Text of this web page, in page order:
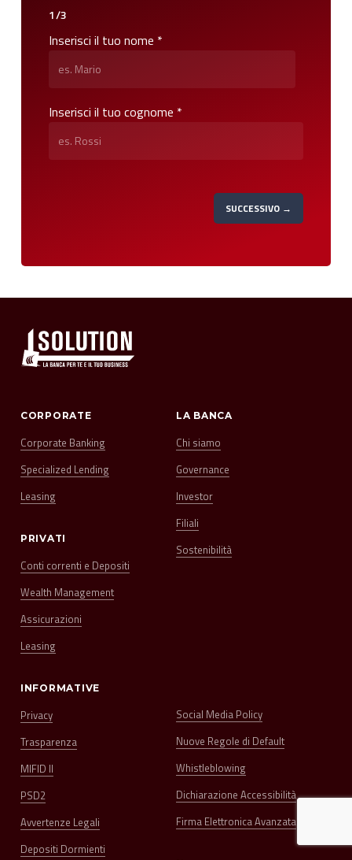
1/3
Inserisci il tuo nome *
Inserisci il tuo cognome *
SUCCESSIVO →
CORPORATE
Corporate Banking
Specialized Lending
Leasing
PRIVATI
Conti correnti e Depositi
Wealth Management
Assicurazioni
Leasing
LA BANCA
Chi siamo
Governance
Investor
Filiali
Sostenibilità
INFORMATIVE
Privacy
Trasparenza
MIFID II
PSD2
Avvertenze Legali
Depositi Dormienti
Social Media Policy
Nuove Regole di Default
Whistleblowing
Dichiarazione Accessibilità
Firma Elettronica Avanzata